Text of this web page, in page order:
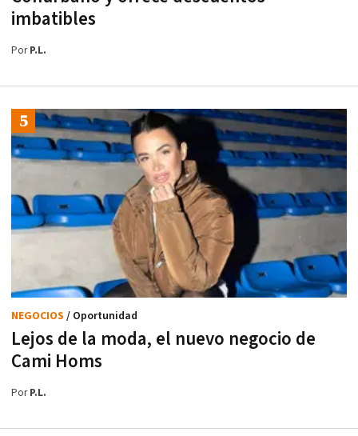
imbatibles
PorP.L.
Lejos de la moda, el nuevo negocio de
Cami Homs
NEGOCIOS / Oportunidad
PorP.L.